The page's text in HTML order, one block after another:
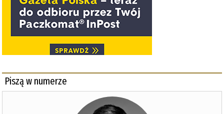
Piszą w numerze